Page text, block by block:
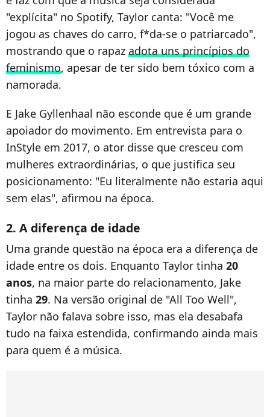
"explícita" no Spotify, Taylor canta: "Você me
jogou as chaves do carro, f*da-se o patriarcado",
mostrando que o rapaz adota uns princípios do
feminismo, apesar de ter sido bem tóxico com a
namorada.
E Jake Gyllenhaal não esconde que é um grande
apoiador do movimento. Em entrevista para o
InStyle em 2017, o ator disse que cresceu com
mulheres extraordinárias, o que justifica seu
posicionamento: "Eu literalmente não estaria aqui
sem elas", afirmou na época.
2. A diferença de idade
Uma grande questão na época era a diferença de
idade entre os dois. Enquanto Taylor tinha 20
anos, na maior parte do relacionamento, Jake
tinha 29. Na versão original de "All Too Well",
Taylor não falava sobre isso, mas ela desabafa
tudo na faixa estendida, confirmando ainda mais
para quem é a música.